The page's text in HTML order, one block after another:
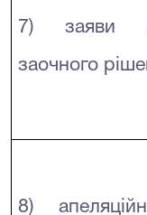
7) заяви
заочного
8)